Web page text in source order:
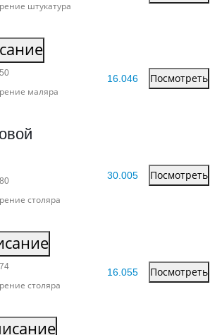
штукатура
маляра
16.046 Посмотреть
столяра
30.005 Посмотреть
столяра
16.055 Посмотреть